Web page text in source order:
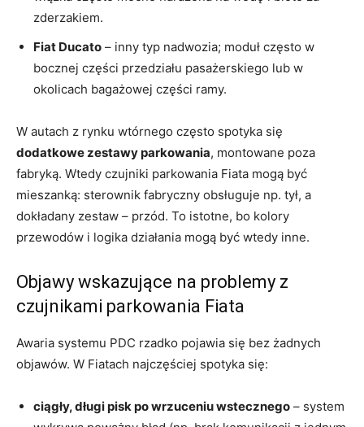
zderzakiem.
Fiat Ducato – inny typ nadwozia; moduł często w
bocznej części przedziału pasażerskiego lub w
okolicach bagażowej części ramy.
W autach z rynku wtórnego często spotyka się
dodatkowe zestawy parkowania, montowane poza
fabryką. Wtedy czujniki parkowania Fiata mogą być
mieszanką: sterownik fabryczny obsługuje np. tył, a
dokładany zestaw – przód. To istotne, bo kolory
przewodów i logika działania mogą być wtedy inne.
Objawy wskazujące na problemy z
czujnikami parkowania Fiata
Awaria systemu PDC rzadko pojawia się bez żadnych
objawów. W Fiatach najczęściej spotyka się:
ciągły, długi pisk po wrzuceniu wstecznego – system